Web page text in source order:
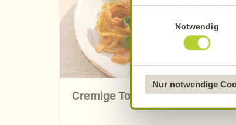
Datenverarbeitung
Datenschutzerklärung
Näheres über uns
Notwendig
Nur notwendige
Cremige Tomaten-Knoblauch-